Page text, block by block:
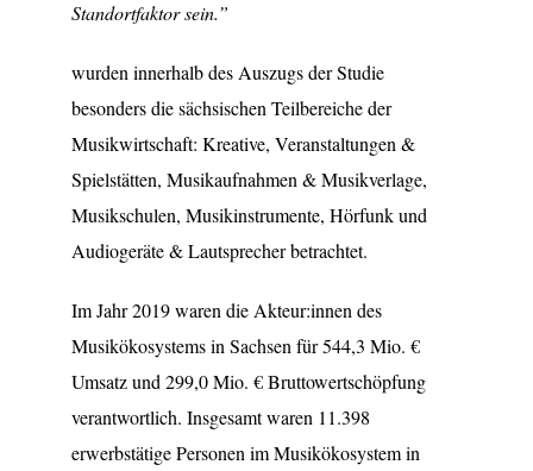
Standortfaktor sein.”
wurden innerhalb des Auszugs der Studie
besonders die sächsischen Teilbereiche der
Musikwirtschaft: Kreative, Veranstaltungen &
Spielstätten, Musikaufnahmen & Musikverlage,
Musikschulen, Musikinstrumente, Hörfunk und
Audiogeräte & Lautsprecher betrachtet.
Im Jahr 2019 waren die Akteur:innen des
Musikökosystems in Sachsen für 544,3 Mio. €
Umsatz und 299,0 Mio. € Bruttowertschöpfung
verantwortlich. Insgesamt waren 11.398
erwerbstätige Personen im Musikökosystem in